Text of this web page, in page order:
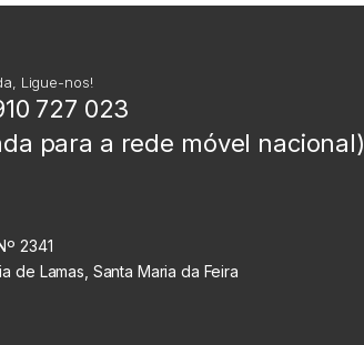
Ligue-nos!
727 023
para a rede móvel nacional)
2341
de Lamas, Santa Maria da Feira